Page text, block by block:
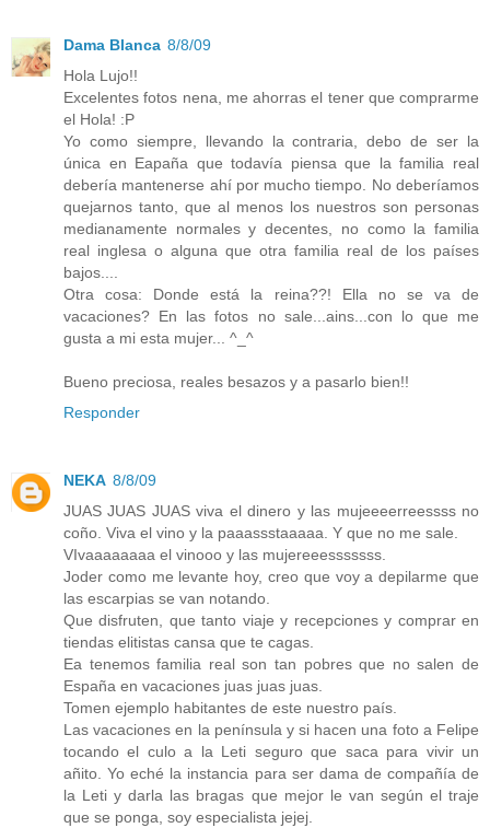
Dama Blanca 8/8/09
Hola Lujo!!
Excelentes fotos nena, me ahorras el tener que comprarme
el Hola! :P
Yo como siempre, llevando la contraria, debo de ser la
única en Eapaña que todavía piensa que la familia real
debería mantenerse ahí por mucho tiempo. No deberíamos
quejarnos tanto, que al menos los nuestros son personas
medianamente normales y decentes, no como la familia
real inglesa o alguna que otra familia real de los países
bajos....
Otra cosa: Donde está la reina??! Ella no se va de
vacaciones? En las fotos no sale...ains...con lo que me
gusta a mi esta mujer... ^_^
Bueno preciosa, reales besazos y a pasarlo bien!!
Responder
NEKA 8/8/09
JUAS JUAS JUAS viva el dinero y las mujeeeerreessss no
coño. Viva el vino y la paaassstaaaaa. Y que no me sale.
VIvaaaaaaaa el vinooo y las mujereeesssssss.
Joder como me levante hoy, creo que voy a depilarme que
las escarpias se van notando.
Que disfruten, que tanto viaje y recepciones y comprar en
tiendas elitistas cansa que te cagas.
Ea tenemos familia real son tan pobres que no salen de
España en vacaciones juas juas juas.
Tomen ejemplo habitantes de este nuestro país.
Las vacaciones en la península y si hacen una foto a Felipe
tocando el culo a la Leti seguro que saca para vivir un
añito. Yo eché la instancia para ser dama de compañía de
la Leti y darla las bragas que mejor le van según el traje
que se ponga, soy especialista jejej.